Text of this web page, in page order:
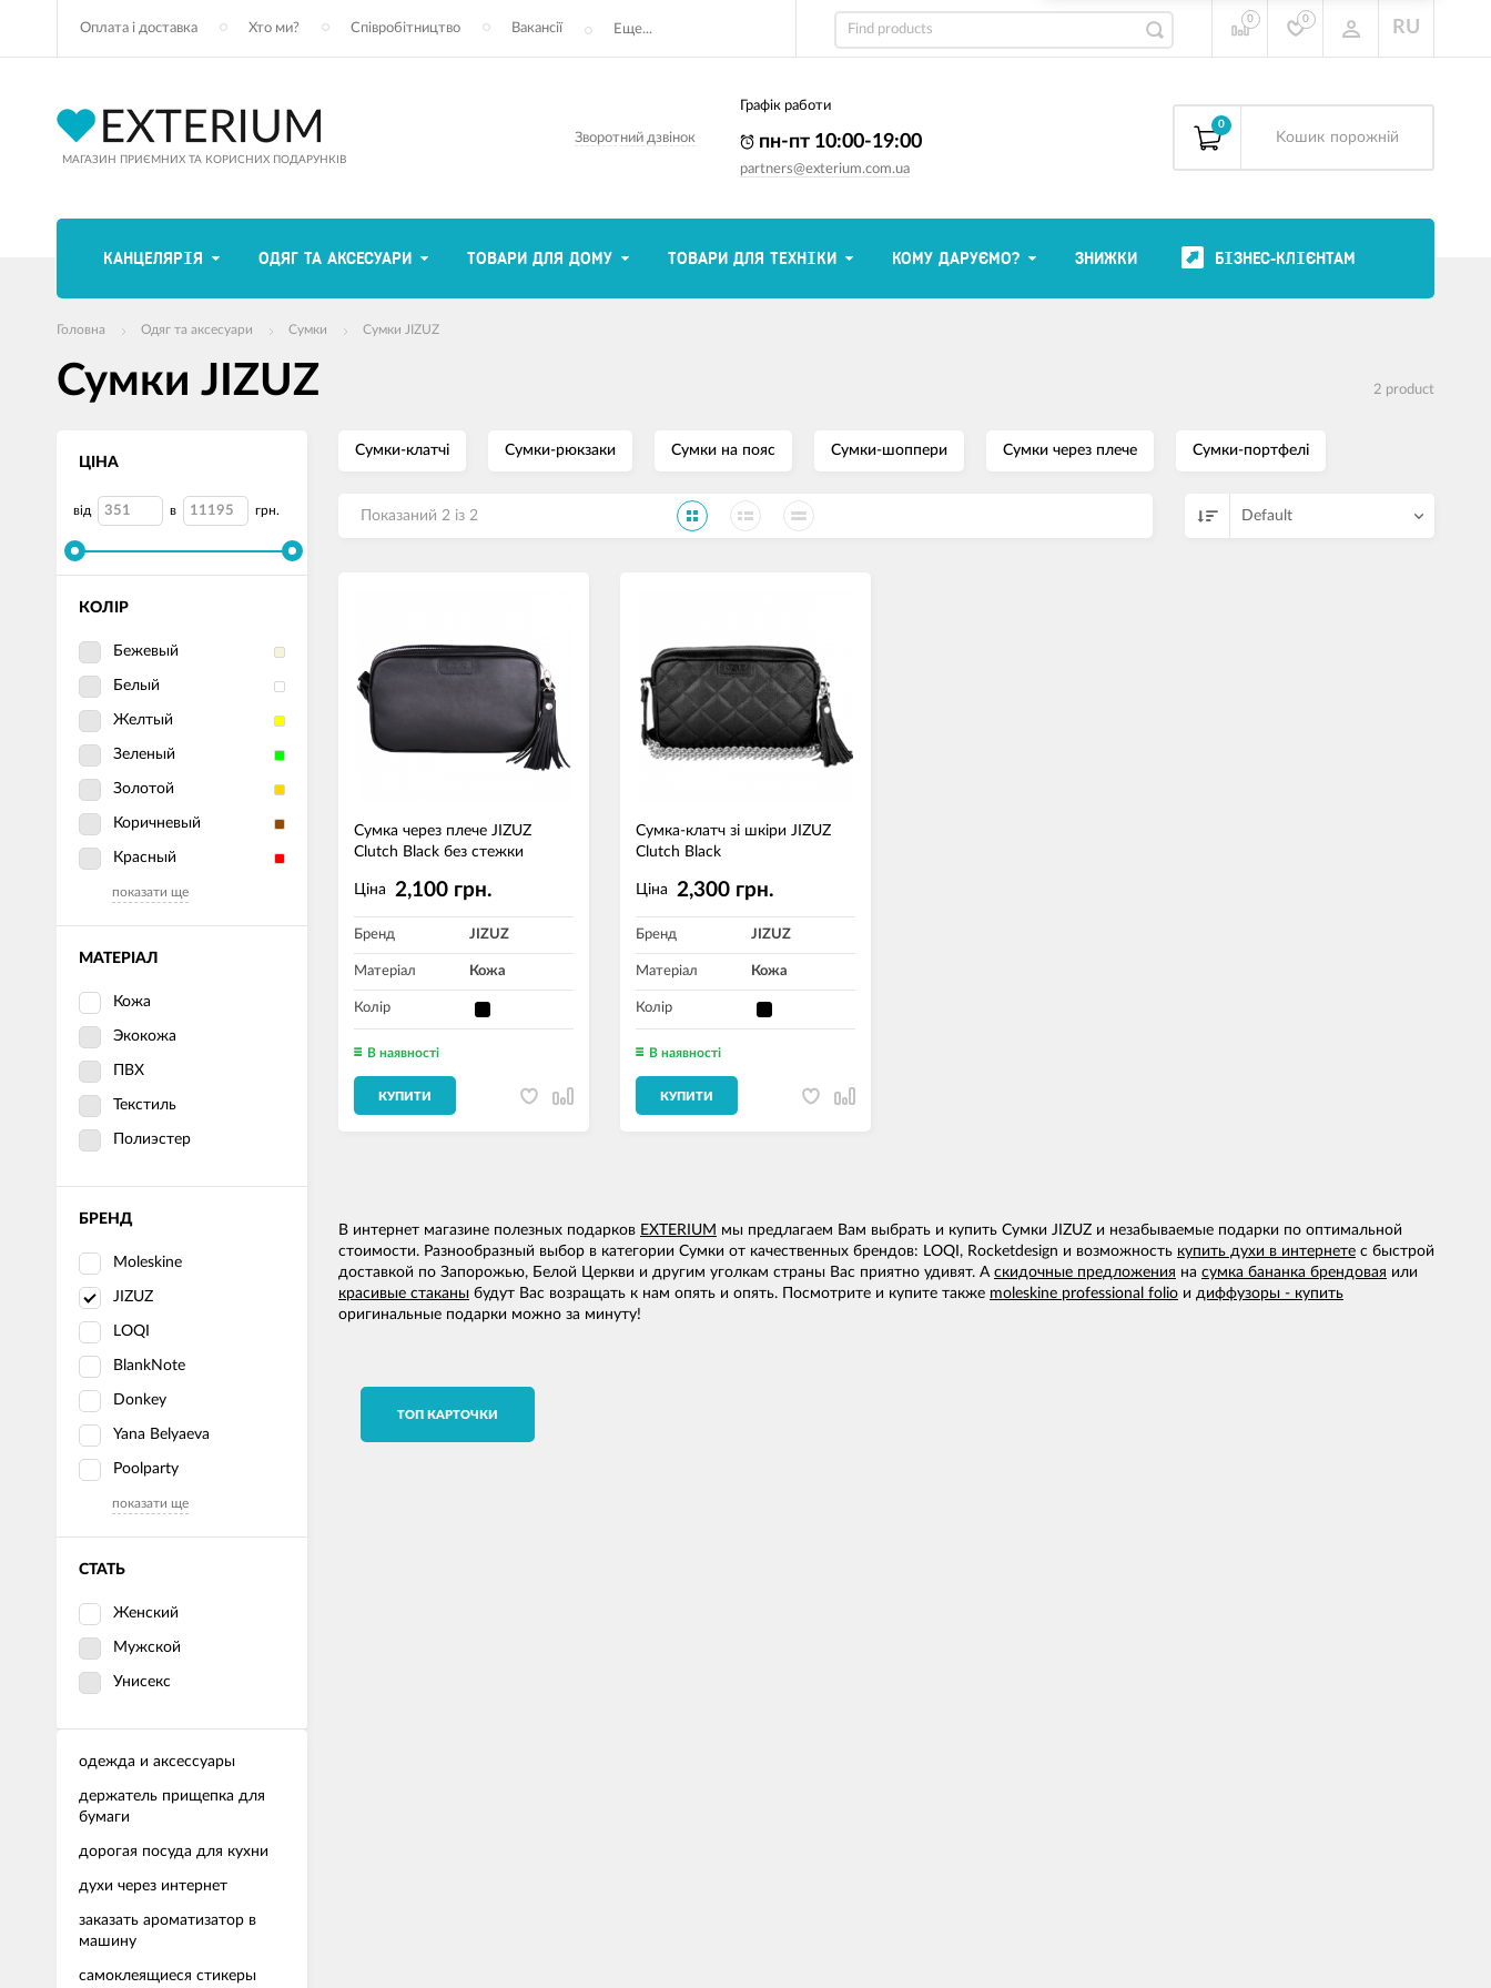
Оплата і доставка Хто ми? Співробітництво Вакансії Еще...
0 0 RU
МАГАЗИН ПРИЄМНИХ ТА КОРИСНИХ ПОДАРУНКІВ
Зворотний дзвінок
Графік работи
пн-пт 10:00-19:00
partners@exterium.com.ua
0
Kошик порожній
КАНЦЕЛЯРІЯ ОДЯГ ТА АКСЕСУАРИ ТОВАРИ ДЛЯ ДОМУ ТОВАРИ ДЛЯ ТЕХНІКИ КОМУ ДАРУЄМО? ЗНИЖКИ БІЗНЕС-КЛІЄНТАМ
Головна Одяг та аксесуари Сумки Сумки JIZUZ
Сумки JIZUZ 2 product
ЦІНА
від в грн.
КОЛІР
Бежевый
Белый
Желтый
Зеленый
Золотой
Коричневый
Красный
показати ще
МАТЕРІАЛ
Кожа
Экокожа
ПВХ
Текстиль
Полиэстер
БРЕНД
Moleskine
JIZUZ
LOQI
BlankNote
Donkey
Yana Belyaeva
Poolparty
показати ще
СТАТЬ
Женский
Мужской
Унисекс
одежда и аксессуары
держатель прищепка для
бумаги
дорогая посуда для кухни
духи через интернет
заказать ароматизатор в
машину
самоклеящиеся стикеры
Сумки-клатчі Сумки-рюкзаки Сумки на пояс Сумки-шоппери Сумки через плече Сумки-портфелі
Показаний 2 із 2 Default
Сумка через плече JIZUZ
Clutch Black без стежки
Ціна 2,100 грн.
Бренд JIZUZ
Матеріал Кожа
Колір
В наявності
КУПИТИ
Сумка-клатч зі шкіри JIZUZ
Clutch Black
Ціна 2,300 грн.
Бренд JIZUZ
Матеріал Кожа
Колір
В наявності
КУПИТИ
В интернет магазине полезных подарков EXTERIUM мы предлагаем Вам выбрать и купить Сумки JIZUZ и незабываемые подарки по оптимальной
стоимости. Разнообразный выбор в категории Сумки от качественных брендов: LOQI, Rocketdesign и возможность купить духи в интернете с быстрой
доставкой по Запорожью, Белой Церкви и другим уголкам страны Вас приятно удивят. А скидочные предложения на сумка бананка брендовая или
красивые стаканы будут Вас возращать к нам опять и опять. Посмотрите и купите также moleskine professional folio и диффузоры - купить
оригинальные подарки можно за минуту!
TОП КАРТОЧКИ